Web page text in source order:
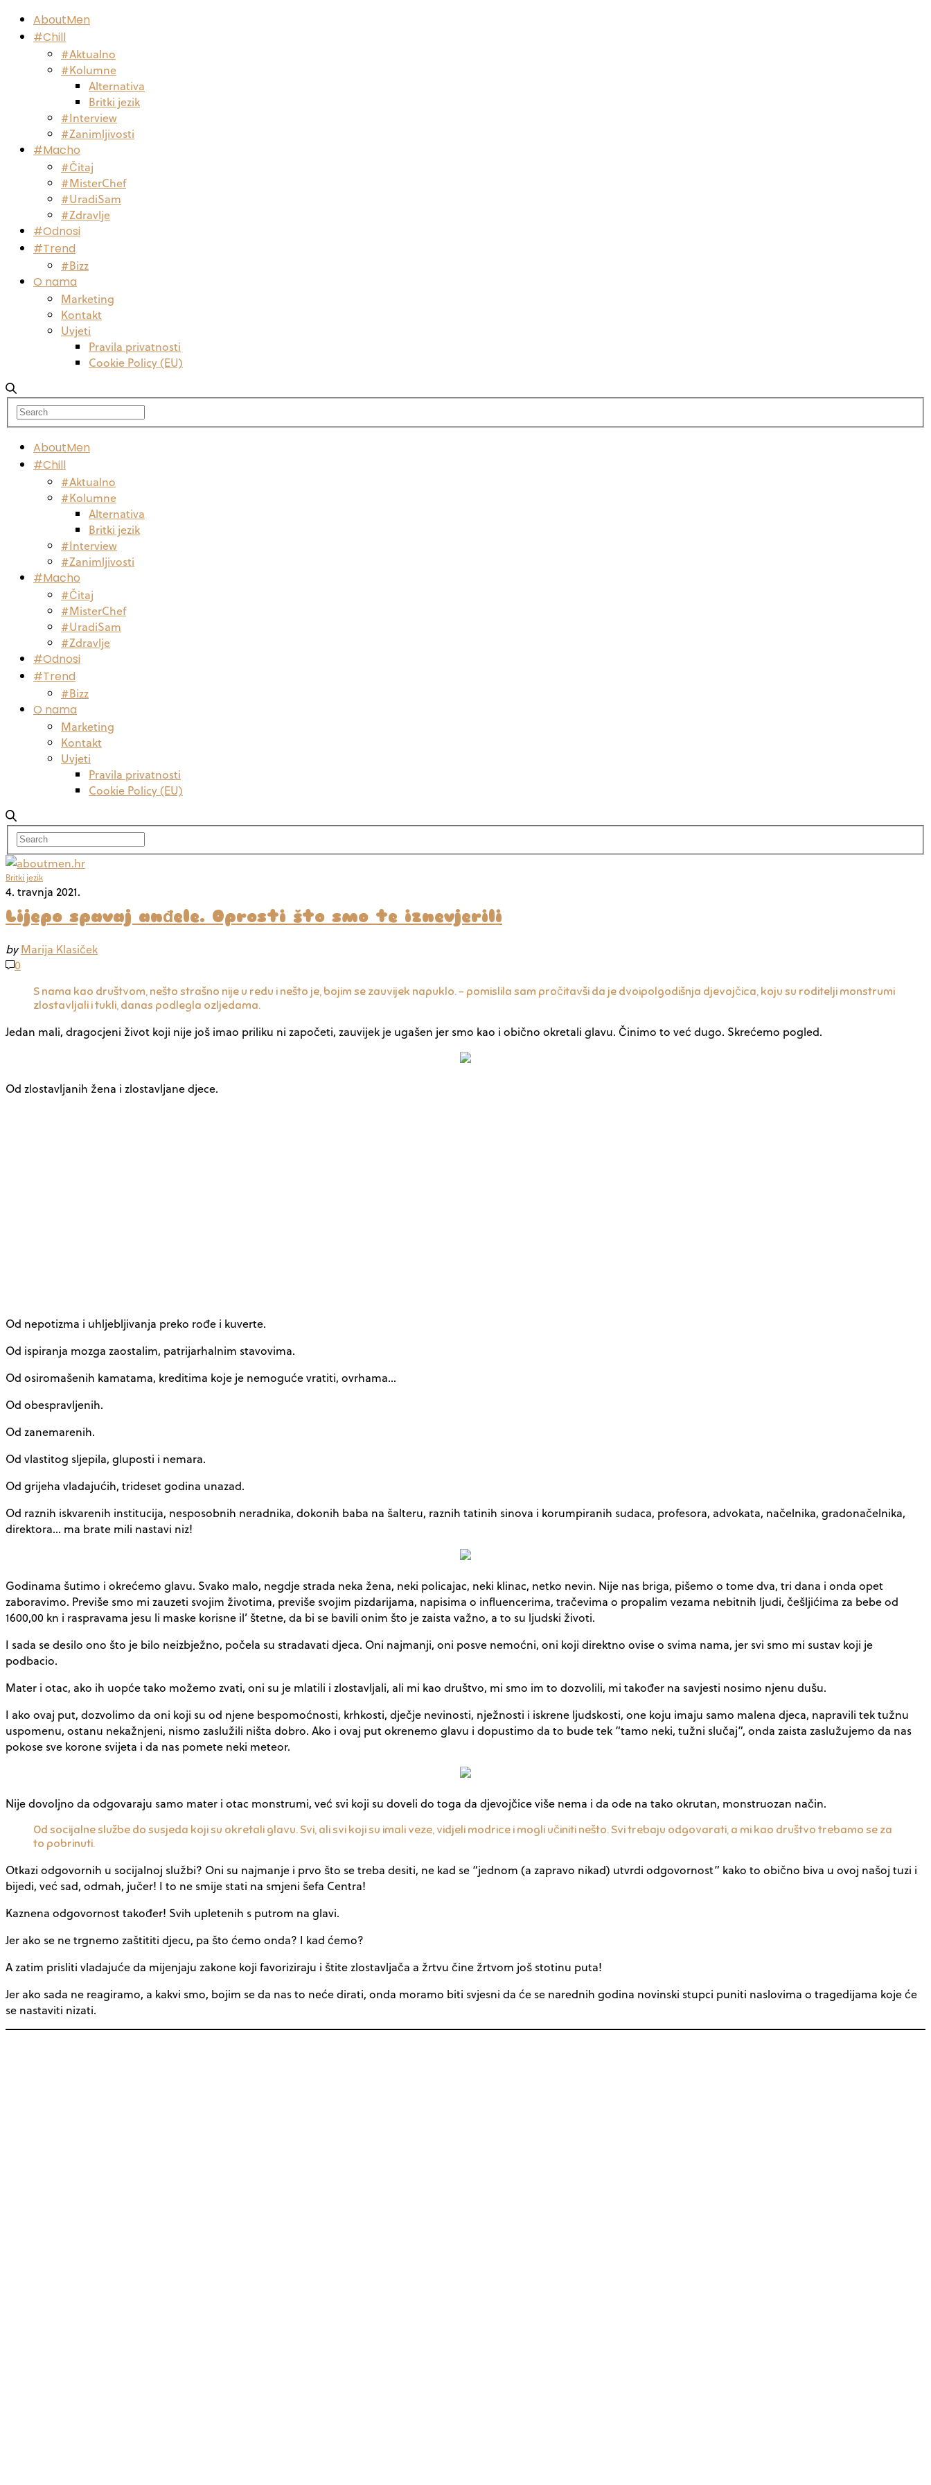
AboutMen
#Chill
#Aktualno
#Kolumne
Alternativa
Britki jezik
#Interview
#Zanimljivosti
#Macho
#Čitaj
#MisterChef
#UradiSam
#Zdravlje
#Odnosi
#Trend
#Bizz
O nama
Marketing
Kontakt
Uvjeti
Pravila privatnosti
Cookie Policy (EU)
AboutMen
#Chill
#Aktualno
#Kolumne
Alternativa
Britki jezik
#Interview
#Zanimljivosti
#Macho
#Čitaj
#MisterChef
#UradiSam
#Zdravlje
#Odnosi
#Trend
#Bizz
O nama
Marketing
Kontakt
Uvjeti
Pravila privatnosti
Cookie Policy (EU)
Britki jezik
4. travnja 2021.
Lijepo spavaj anđele. Oprosti što smo te iznevjerili
by Marija Klasiček
0
S nama kao društvom, nešto strašno nije u redu i nešto je, bojim se zauvijek napuklo. – pomislila sam pročitavši da je dvoipolgodišnja djevojčica, koju su roditelji monstrumi
zlostavljali i tukli, danas podlegla ozljedama.
Jedan mali, dragocjeni život koji nije još imao priliku ni započeti, zauvijek je ugašen jer smo kao i obično okretali glavu. Činimo to već dugo. Skrećemo pogled.
Od zlostavljanih žena i zlostavljane djece.
Od nepotizma i uhljebljivanja preko rođe i kuverte.
Od ispiranja mozga zaostalim, patrijarhalnim stavovima.
Od osiromašenih kamatama, kreditima koje je nemoguće vratiti, ovrhama…
Od obespravljenih.
Od zanemarenih.
Od vlastitog sljepila, gluposti i nemara.
Od grijeha vladajućih, trideset godina unazad.
Od raznih iskvarenih institucija, nesposobnih neradnika, dokonih baba na šalteru, raznih tatinih sinova i korumpiranih sudaca, profesora, advokata, načelnika, gradonačelnika,
direktora… ma brate mili nastavi niz!
Godinama šutimo i okrećemo glavu. Svako malo, negdje strada neka žena, neki policajac, neki klinac, netko nevin. Nije nas briga, pišemo o tome dva, tri dana i onda opet
zaboravimo. Previše smo mi zauzeti svojim životima, previše svojim pizdarijama, napisima o influencerima, tračevima o propalim vezama nebitnih ljudi, češljićima za bebe od
1600,00 kn i raspravama jesu li maske korisne il’ štetne, da bi se bavili onim što je zaista važno, a to su ljudski životi.
I sada se desilo ono što je bilo neizbježno, počela su stradavati djeca. Oni najmanji, oni posve nemoćni, oni koji direktno ovise o svima nama, jer svi smo mi sustav koji je
podbacio.
Mater i otac, ako ih uopće tako možemo zvati, oni su je mlatili i zlostavljali, ali mi kao društvo, mi smo im to dozvolili, mi također na savjesti nosimo njenu dušu.
I ako ovaj put, dozvolimo da oni koji su od njene bespomoćnosti, krhkosti, dječje nevinosti, nježnosti i iskrene ljudskosti, one koju imaju samo malena djeca, napravili tek tužnu
uspomenu, ostanu nekažnjeni, nismo zaslužili ništa dobro. Ako i ovaj put okrenemo glavu i dopustimo da to bude tek “tamo neki, tužni slučaj”, onda zaista zaslužujemo da nas
pokose sve korone svijeta i da nas pomete neki meteor.
Nije dovoljno da odgovaraju samo mater i otac monstrumi, već svi koji su doveli do toga da djevojčice više nema i da ode na tako okrutan, monstruozan način.
Od socijalne službe do susjeda koji su okretali glavu. Svi, ali svi koji su imali veze, vidjeli modrice i mogli učiniti nešto. Svi trebaju odgovarati, a mi kao društvo trebamo se za
to pobrinuti.
Otkazi odgovornih u socijalnoj službi? Oni su najmanje i prvo što se treba desiti, ne kad se “jednom (a zapravo nikad) utvrdi odgovornost” kako to obično biva u ovoj našoj tuzi i
bijedi, već sad, odmah, jučer! I to ne smije stati na smjeni šefa Centra!
Kaznena odgovornost također! Svih upletenih s putrom na glavi.
Jer ako se ne trgnemo zaštititi djecu, pa što ćemo onda? I kad ćemo?
A zatim prisliti vladajuće da mijenjaju zakone koji favoriziraju i štite zlostavljača a žrtvu čine žrtvom još stotinu puta!
Jer ako sada ne reagiramo, a kakvi smo, bojim se da nas to neće dirati, onda moramo biti svjesni da će se narednih godina novinski stupci puniti naslovima o tragedijama koje će
se nastaviti nizati.